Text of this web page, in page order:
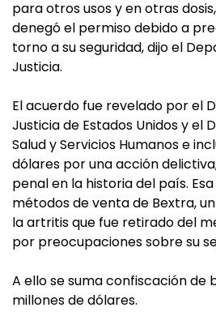
para otros usos y en otras
denegó el permiso debido a
torno a su seguridad, dijo el
Justicia.
El acuerdo fue revelado por el
Justicia de Estados Unidos y el
Salud y Servicios Humanos e
dólares por una acción
penal en la historia del país.
métodos de venta de Bextra,
la artritis que fue retirado del
por preocupaciones sobre su
A ello se suma confiscación de
millones de dólares.